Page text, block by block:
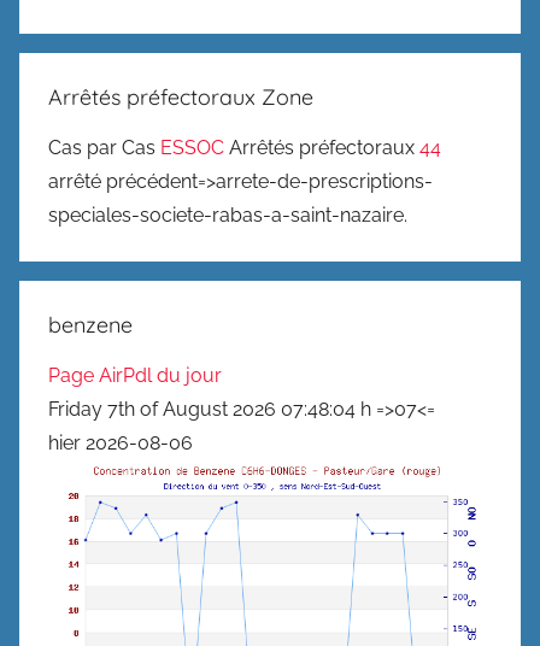
Arrêtés préfectoraux Zone
Cas par Cas ESSOC Arrêtés préfectoraux 44
arrêté précédent=>arrete-de-prescriptions-
speciales-societe-rabas-a-saint-nazaire.
benzene
Page AirPdl du jour
Friday 7th of August 2026 07:48:04 h =>07<=
hier 2026-08-06